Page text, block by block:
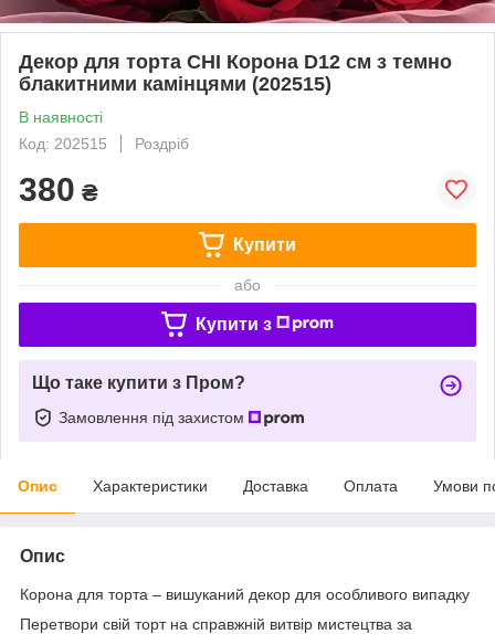
Декор для торта CHI Корона D12 см з темно
блакитними камінцями (202515)
В наявності
Код: 202515
Роздріб
380 ₴
Купити
або
Купити з
Що таке купити з Пром?
Замовлення під захистом
Опис Характеристики Доставка Оплата Умови
Опис
Корона для торта – вишуканий декор для особливого випадку
Перетвори свій торт на справжній витвір мистецтва за